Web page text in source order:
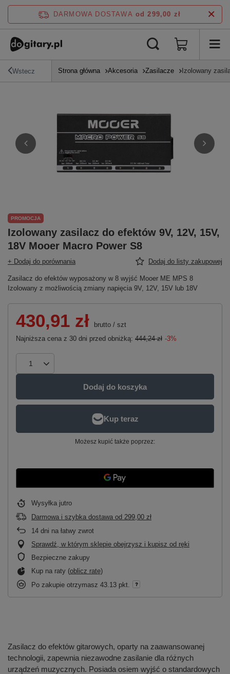
DARMOWA DOSTAWA od 299,00 zł
Wstecz Strona główna Akcesoria Zasilacze Izolowany
PROMOCJA
Izolowany zasilacz do efektów 9V, 12V, 15V,
18V Mooer Macro Power S8
+ Dodaj do porównania Dodaj do listy zakupowej
Zasilacz do efektów wyposażony w 8 wyjść Mooer ME MPS 8
Izolowany z możliwością zmiany napięcia 9V, 12V, 15V lub 18V
430,91 zł brutto / szt
Najniższa cena z 30 dni przed obniżką: 444,24 zł -3%
Dodaj do koszyka
Możesz kupić także poprzez:
Wysyłka jutro
Darmowa i szybka dostawa od 299,00 zł
14 dni na łatwy zwrot
Sprawdź, w którym sklepie obejrzysz i kupisz od ręki
Bezpieczne zakupy
Kup na raty (oblicz ratę)
Po zakupie otrzymasz 43.13 pkt.
Zasilacz do efektów gitarowych, oparty na zaawansowanej
technologii, zapewnia niezawodne zasilanie dla różnych
urządzeń muzycznych. Posiada osiem wyjść o standardowych